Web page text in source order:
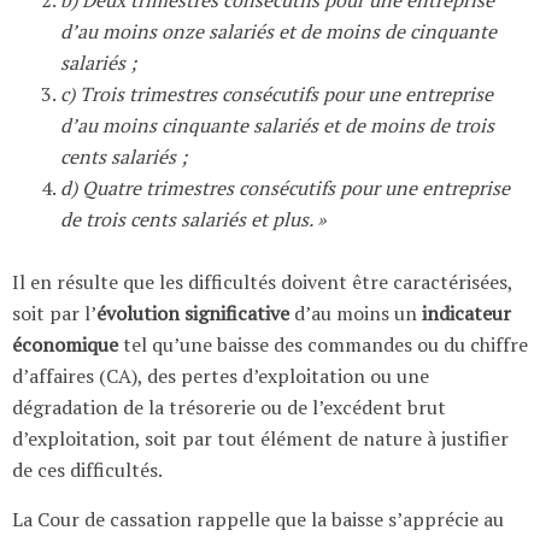
d’au moins onze salariés et de moins de cinquante
salariés ;
c) Trois trimestres consécutifs pour une entreprise
d’au moins cinquante salariés et de moins de trois
cents salariés ;
d) Quatre trimestres consécutifs pour une entreprise
de trois cents salariés et plus. »
Il en résulte que les difficultés doivent être caractérisées,
soit par l’évolution significatived’au moins unindicateur
économiquetel qu’une baisse des commandes ou du chiffre
d’affaires (CA), des pertes d’exploitation ou une
dégradation de la trésorerie ou de l’excédent brut
d’exploitation, soit par tout élément de nature à justifier
de ces difficultés.
La Cour de cassation rappelle que la baisse s’apprécie au